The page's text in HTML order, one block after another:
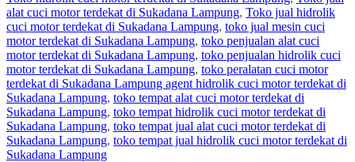
alat cuci motor terdekat di Sukadana Lampung, Toko jual hidrolik
cuci motor terdekat di Sukadana Lampung, toko jual mesin cuci
motor terdekat di Sukadana Lampung, toko penjualan alat cuci
motor terdekat di Sukadana Lampung, toko penjualan hidrolik cuci
motor terdekat di Sukadana Lampung, toko peralatan cuci motor
terdekat di Sukadana Lampung agent hidrolik cuci motor terdekat di
Sukadana Lampung, toko tempat alat cuci motor terdekat di
Sukadana Lampung, toko tempat hidrolik cuci motor terdekat di
Sukadana Lampung, toko tempat jual alat cuci motor terdekat di
Sukadana Lampung, toko tempat jual hidrolik cuci motor terdekat di
Sukadana Lampung